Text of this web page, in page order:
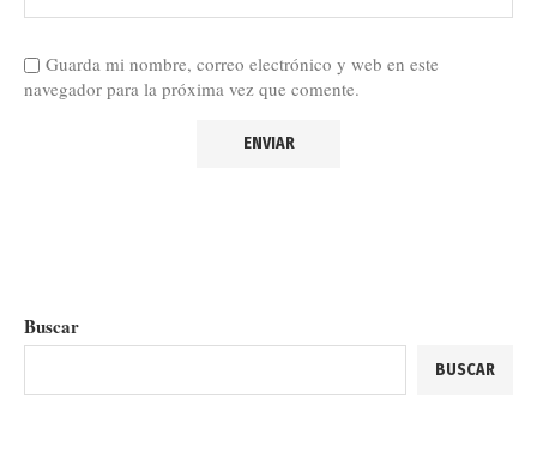
Guarda mi nombre, correo electrónico y web en este
navegador para la próxima vez que comente.
Buscar
BUSCAR